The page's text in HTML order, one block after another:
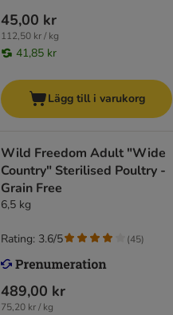
45,00 kr
112,50 kr / kg
41,85 kr
Lägg till i varukorg
Wild Freedom Adult "Wide
Country" Sterilised Poultry -
Grain Free
6,5 kg
489,00 kr
75,20 kr / kg
Rating: 3.6/5 (45)